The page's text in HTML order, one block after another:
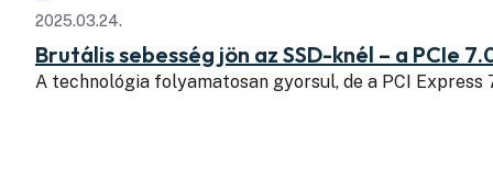
2025.03.24.
Brutális sebesség jön az SSD-knél – a PCIe
A technológia folyamatosan gyorsul, de a PCI Express